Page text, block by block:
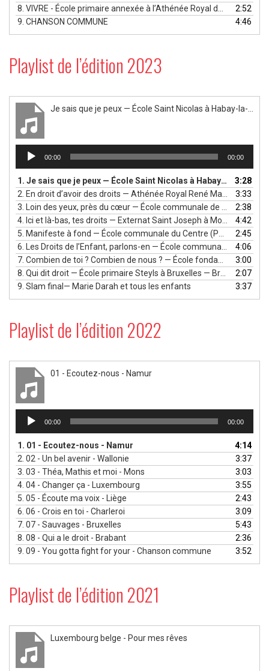
8. VIVRE - École primaire annexée à l’Athénée Royal de Ganshoren - Bruxelles
2:52
9. CHANSON COMMUNE 4:46
Playlist de l’édition 2023
Lecteur
audio
00:00 00:00
1. Je sais que je peux — École Saint Nicolas à Habay-la-Neuve — Luxembourg belge
3:28
2. En droit d’avoir des droits — Athénée Royal René Magritte à Châtelet — Charleroi Métropole
3:33
3.
Loin des yeux, près du cœur — École communale de La Croix à Ottignies, Jérémy Mulders — Brabant Wallon
2:38
4. Ici et là-bas, tes droits — Externat Saint Joseph à Mons, Françoise Kech — Mons Borinage
4:42
5. Manifeste à fond — École communale du Centre (Péruwelz), École communale de Callenelle, Christopher Cansier — Wallonie picarde
2:45
6.
Les Droits de l’Enfant, parlons-en — École communale de Rhisnes à Namur, Nicolas Kneip — Namur
4:06
7. Combien de toi ? Combien de nous ? — École fondamentale communale du Perron à Liège — Liège
3:00
8. Qui dit droit — École primaire Steyls à Bruxelles — Bruxelles
2:07
9. Slam final— Marie Darah et tous les enfants 3:37
Playlist de l’édition 2022
01 - Ecoutez-nous - Namur
Lecteur
audio
00:00 00:00
1. 01 - Ecoutez-nous - Namur
4:14
2. 02 - Un bel avenir - Wallonie
3:37
3. 03 - Théa, Mathis et moi - Mons
3:03
4. 04 - Changer ça - Luxembourg
3:55
5. 05 - Écoute ma voix - Liège
2:43
6. 06 - Crois en toi - Charleroi
3:09
7. 07 - Sauvages - Bruxelles
5:43
8. 08 - Qui a le droit - Brabant
2:36
9. 09 - You gotta fight for your - Chanson commune 3:52
Playlist de l’édition 2021
Luxembourg belge - Pour mes rêves